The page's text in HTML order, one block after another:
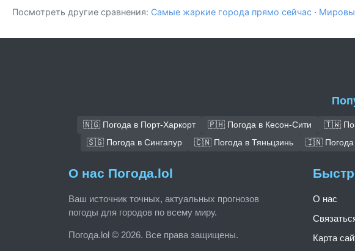
Посмотреть другие сравнения: Самые жаркие города прямо сейчас ·
🇳🇬 Погода в Порт-Харкорт 🇵🇭 Погода в Кесон-Сити 🇹🇼
🇸🇬 Погода в Сингапур
🇨🇳 Погода в Тяньцзинь 🇮🇳 Погода
О нас Погода.lol
Ваш источник точных, актуальных прогнозов
погоды для городов по всему миру.
Погода.lol © 2026. Все права защищены.
О нас
Карта